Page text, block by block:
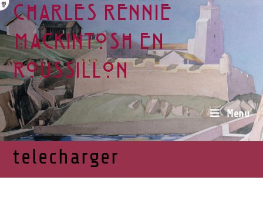
Charles Rennie
Mackintosh en
Roussillon
Menu
telecharger